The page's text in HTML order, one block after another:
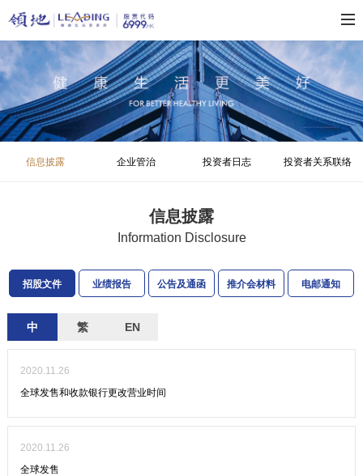
信息披露 企业管治 投资者日志 投资者关系联络
信息披露
Information Disclosure
招股文件 业绩报告 公告及通函 推介会材料 电邮通知
中 繁 EN
2020.11.26
全球发售和收款银行更改营业时间
2020.11.26
全球发售